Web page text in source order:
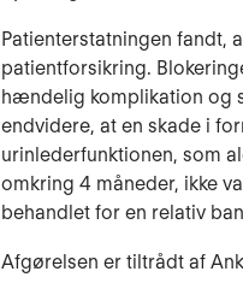
Patienterstatningen fandt,
patientforsikring.
hændelig komplikation og
endvidere, at en skade i
urinlederfunktionen, som
omkring 4 måneder, ikke
behandlet for en relativ
Afgørelsen er tiltrådt af